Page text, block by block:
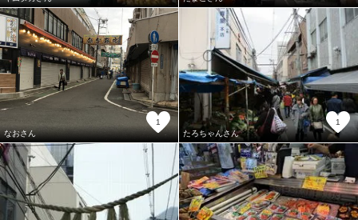
なおさん
1
たろちゃんさん
1